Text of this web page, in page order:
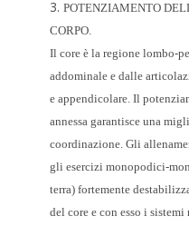
POTENZIAMENTO
CORPO.
Il core è la regione lombo-
addominale e dalle
e appendicolare. Il
annessa garantisce una
coordinazione. Gli
gli esercizi monopodici-
terra) fortemente
del core e con esso i